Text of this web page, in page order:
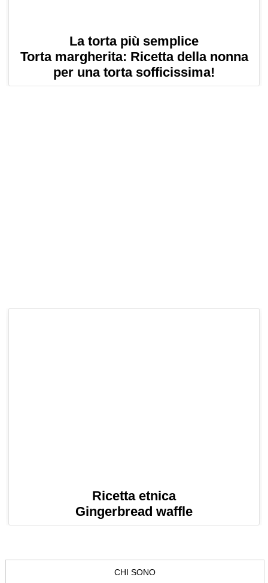
La torta più semplice
Torta margherita: Ricetta della nonna
per una torta sofficissima!
Ricetta etnica
Gingerbread waffle
CHI SONO